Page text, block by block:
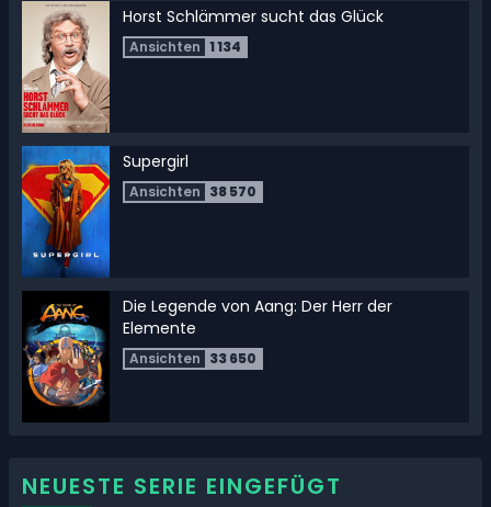
Horst Schlämmer sucht das Glück
Ansichten 1 134
Supergirl
Ansichten 38 570
Die Legende von Aang: Der Herr der
Elemente
Ansichten 33 650
Ansichten 34 745
NEUESTE SERIE EINGEFÜGT